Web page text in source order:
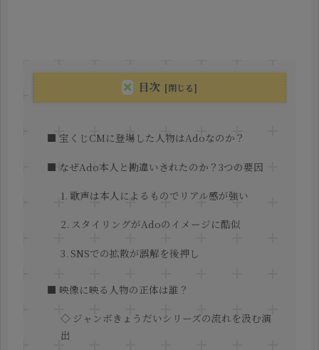
目次
■ 宝くじCMに登場した人物はAdoなのか？
■ なぜAdo本人と勘違いされたのか？3つの要因
1. 歌声は本人によるものでリアル感が強い
2. スタイリングがAdoのイメージに酷似
3. SNSでの拡散が誤解を後押し
■ 映像に映る人物の正体は誰？
◇ ジャンボきょうだいシリーズの流れを汲む演
出